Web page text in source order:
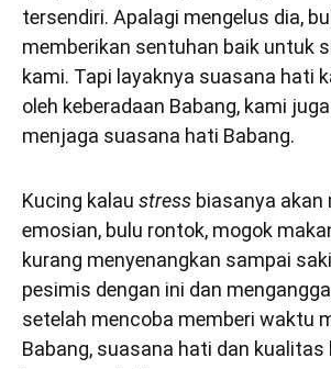
tersendiri. Apalagi mengelus dia,
memberikan sentuhan baik untuk
kami. Tapi layaknya suasana hati
oleh keberadaan Babang, kami
menjaga suasana hati Babang.
Kucing kalau stress biasanya akan
emosian, bulu rontok, mogok
kurang menyenangkan sampai
pesimis dengan ini dan
setelah mencoba memberi waktu
Babang, suasana hati dan kualitas